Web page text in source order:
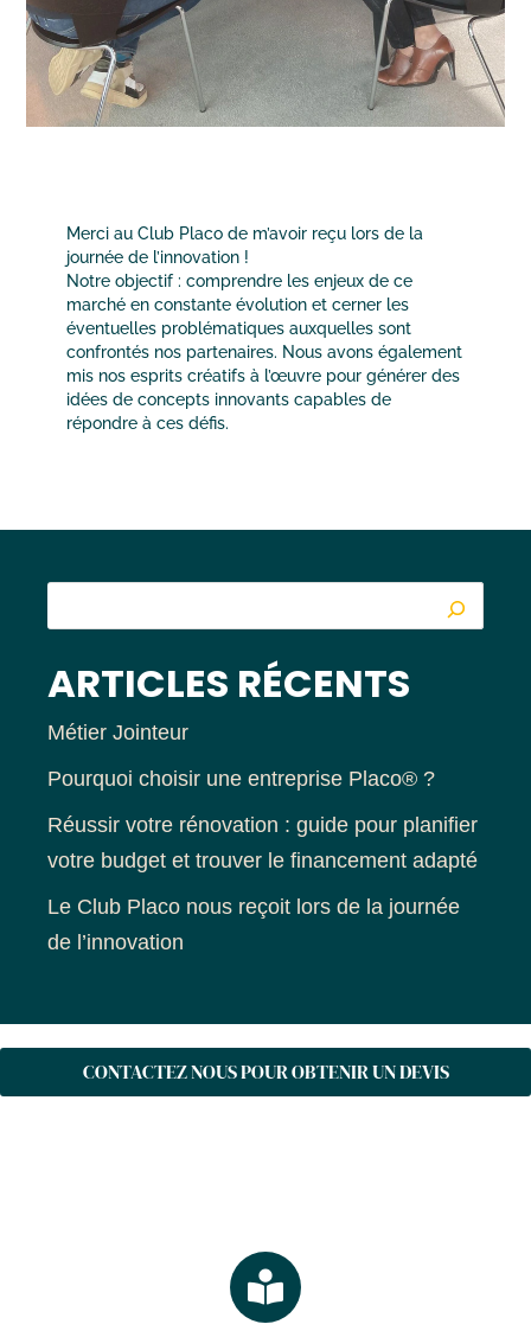
Merci au Club Placo de m’avoir reçu lors de la
journée de l’innovation !
Notre objectif : comprendre les enjeux de ce
marché en constante évolution et cerner les
éventuelles problématiques auxquelles sont
confrontés nos partenaires. Nous avons également
mis nos esprits créatifs à l’œuvre pour générer des
idées de concepts innovants capables de
répondre à ces défis.
ARTICLES RÉCENTS
Métier Jointeur
Pourquoi choisir une entreprise Placo® ?
Réussir votre rénovation : guide pour planifier
votre budget et trouver le financement adapté
Le Club Placo nous reçoit lors de la journée
de l’innovation
CONTACTEZ NOUS POUR OBTENIR UN DEVIS
